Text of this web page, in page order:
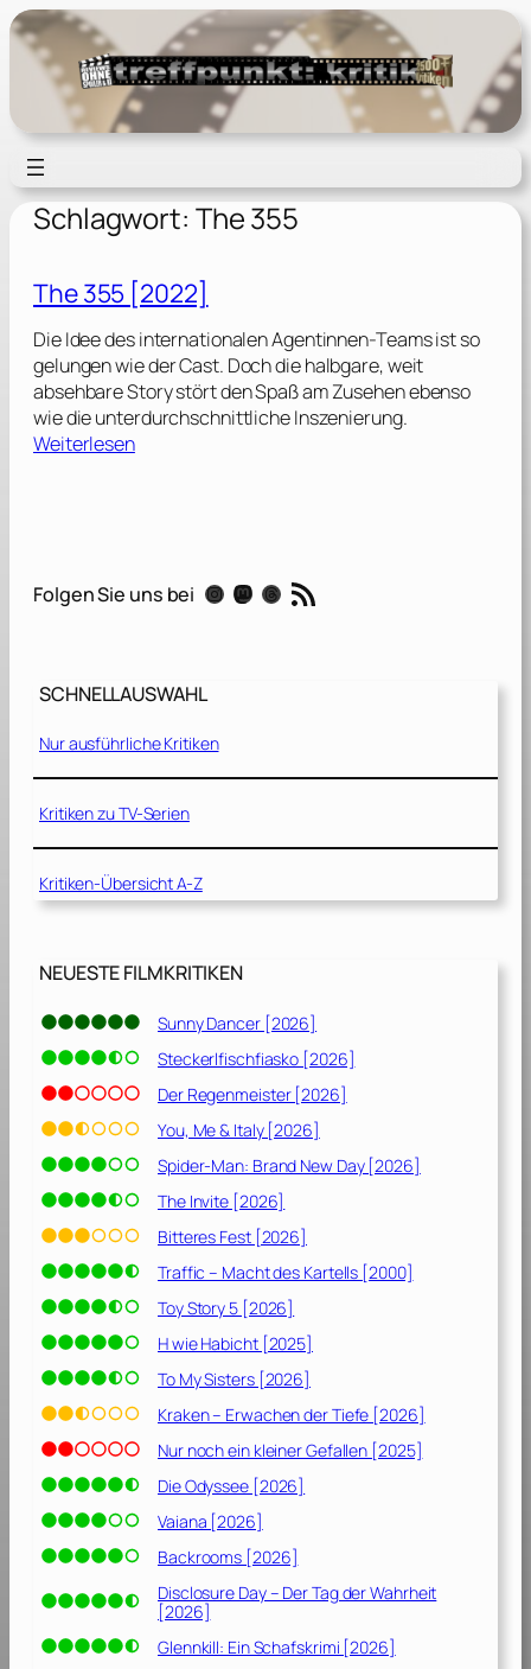
Zum
Inhalt
springen
Schlagwort: The 355
The 355 [2022]
Die Idee des internationalen Agentinnen-Teams ist so
gelungen wie der Cast. Doch die halbgare, weit
absehbare Story stört den Spaß am Zusehen ebenso
wie die unterdurchschnittliche Inszenierung.
Weiterlesen:
5
2
]
Folgen Sie uns bei Instagram Mastodon Threads RSS-Feed
SCHNELLAUSWAHL
Nur ausführliche Kritiken
Kritiken zu TV-Serien
Kritiken-Übersicht A-Z
NEUESTE FILMKRITIKEN
Sunny Dancer [2026]
Steckerlfischfiasko [2026]
Der Regenmeister [2026]
You, Me & Italy [2026]
Spider-Man: Brand New Day [2026]
The Invite [2026]
Bitteres Fest [2026]
Traffic – Macht des Kartells [2000]
Toy Story 5 [2026]
H wie Habicht [2025]
To My Sisters [2026]
Kraken – Erwachen der Tiefe [2026]
Nur noch ein kleiner Gefallen [2025]
Die Odyssee [2026]
Vaiana [2026]
Backrooms [2026]
Disclosure Day – Der Tag der Wahrheit
[2026]
Glennkill: Ein Schafskrimi [2026]